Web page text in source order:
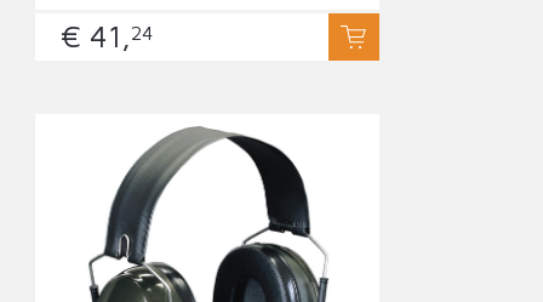
€ 41, 24